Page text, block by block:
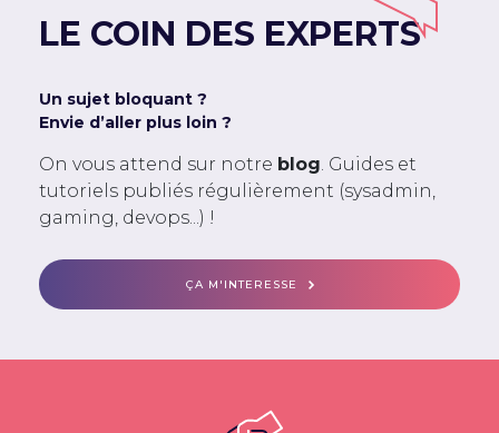
LE COIN DES EXPERTS
Un sujet bloquant ?
Envie d’aller plus loin ?
On vous attend sur notre blog. Guides et
tutoriels publiés régulièrement (sysadmin,
gaming, devops...) !
ÇA M'INTERESSE